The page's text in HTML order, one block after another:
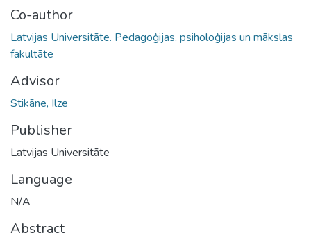
Co-author
Latvijas Universitāte. Pedagoģijas, psiholoģijas un mākslas
fakultāte
Advisor
Stikāne, Ilze
Publisher
Latvijas Universitāte
Language
N/A
Abstract